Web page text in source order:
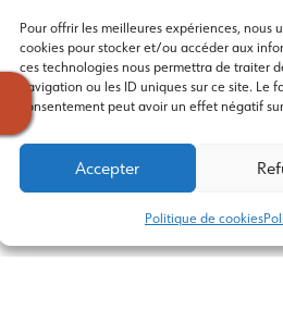
Pour offrir les meilleures expériences, nous
cookies pour stocker et/ou accéder aux
ces technologies nous permettra de traiter
navigation ou les ID uniques sur ce site. Le
consentement peut avoir un effet négatif
Accepter
Politique de cookies
Royaume